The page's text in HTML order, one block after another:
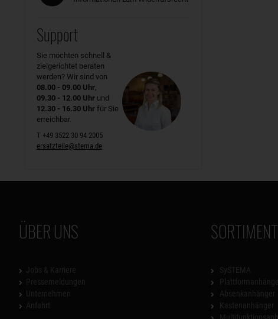
Support
Sie möchten schnell &
zielgerichtet beraten
werden? Wir sind von
08.00 - 09.00 Uhr,
09.30 - 12.00 Uhr und
12.30 - 16.30 Uhr für Sie
erreichbar.
T +49 3522 30 94 2005
ersatzteile@stema.de
ÜBER UNS SORTIMENT